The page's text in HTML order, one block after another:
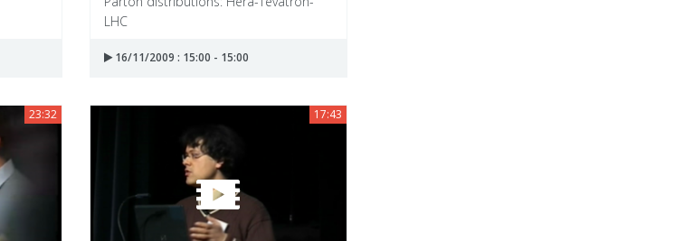
LHC
16/11/2009 : 15:00 - 15:00
23:32 17:43